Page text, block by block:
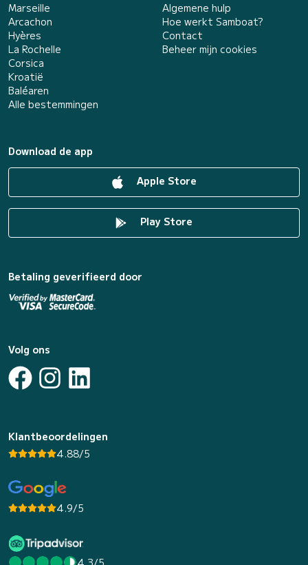
Marseille
Arcachon
Hyères
La Rochelle
Corsica
Kroatië
Baléaren
Alle bestemmingen
Algemene hulp
Hoe werkt Samboat?
Contact
Beheer mijn cookies
Download de app
Apple Store
Play Store
Betaling geverifieerd door
Volg ons
Klantbeoordelingen
4.88/5
4.9/5